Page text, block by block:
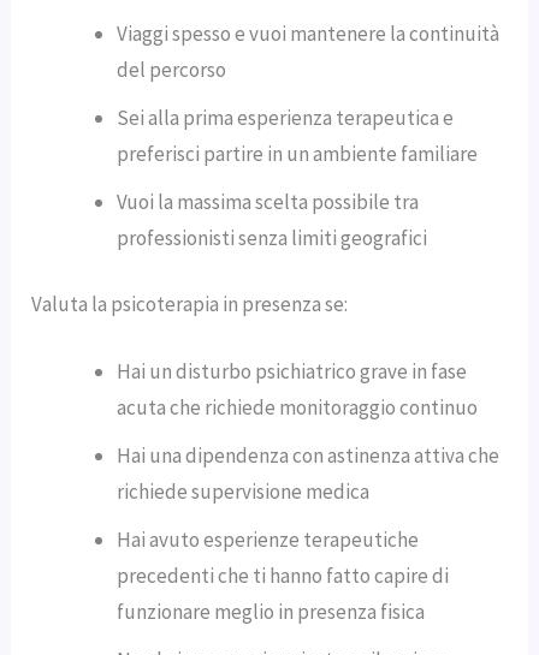
Viaggi spesso e vuoi mantenere la continuità
del percorso
Sei alla prima esperienza terapeutica e
preferisci partire in un ambiente familiare
Vuoi la massima scelta possibile tra
professionisti senza limiti geografici
Valuta la psicoterapia in presenza se:
Hai un disturbo psichiatrico grave in fase
acuta che richiede monitoraggio continuo
Hai una dipendenza con astinenza attiva che
richiede supervisione medica
Hai avuto esperienze terapeutiche
precedenti che ti hanno fatto capire di
funzionare meglio in presenza fisica